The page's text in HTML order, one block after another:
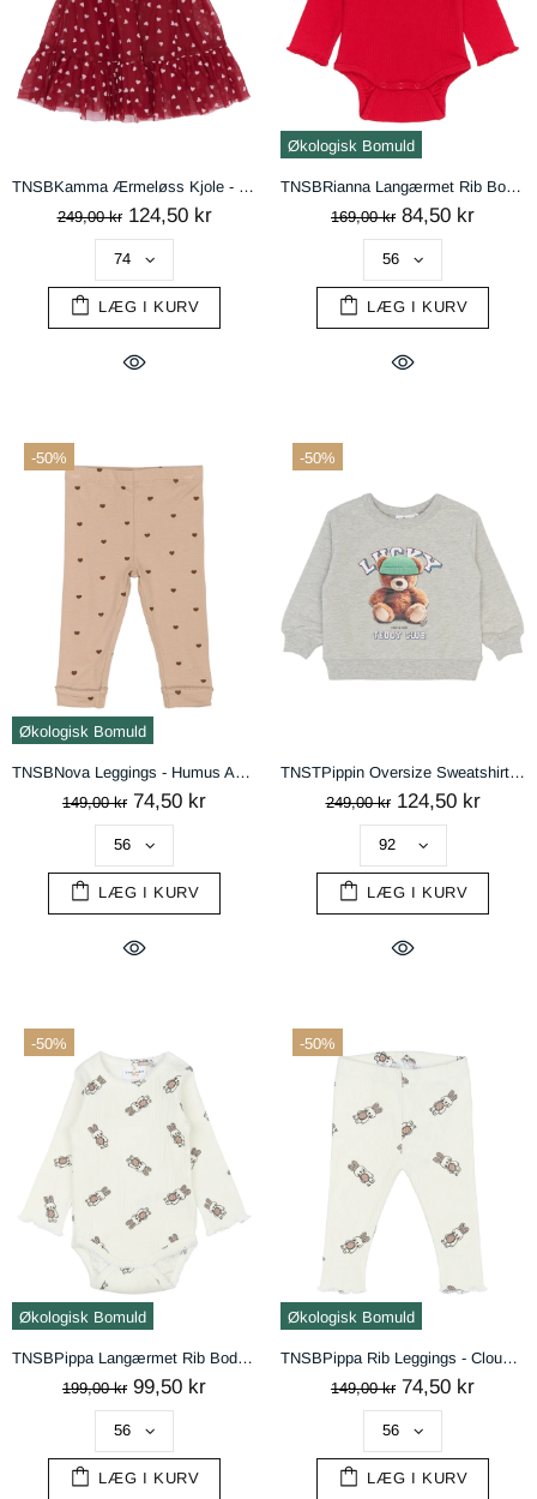
TNSBKamma Ærmeløss Kjole - Ski Patrol AOP
249,00 kr 124,50 kr
LÆG I KURV
Økologisk Bomuld
TNSBRianna Langærmet Rib Bodystocking - Ski Patrol
169,00 kr 84,50 kr
LÆG I KURV
-50%
Økologisk Bomuld
TNSBNova Leggings - Humus AOP
149,00 kr 74,50 kr
LÆG I KURV
-50%
TNSTPippin Oversize Sweatshirt - Light Grey Melange
249,00 kr 124,50 kr
LÆG I KURV
-50%
Økologisk Bomuld
TNSBPippa Langærmet Rib Bodystocking - Cloud Dancer AOP
199,00 kr 99,50 kr
LÆG I KURV
-50%
Økologisk Bomuld
TNSBPippa Rib Leggings - Cloud Dancer AOP
149,00 kr 74,50 kr
LÆG I KURV